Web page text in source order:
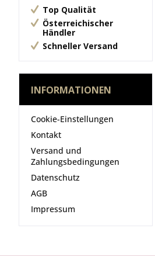
Top Qualität
Österreichischer
Händler
Schneller Versand
INFORMATIONEN
Cookie-Einstellungen
Kontakt
Versand und
Zahlungsbedingungen
Datenschutz
AGB
Impressum